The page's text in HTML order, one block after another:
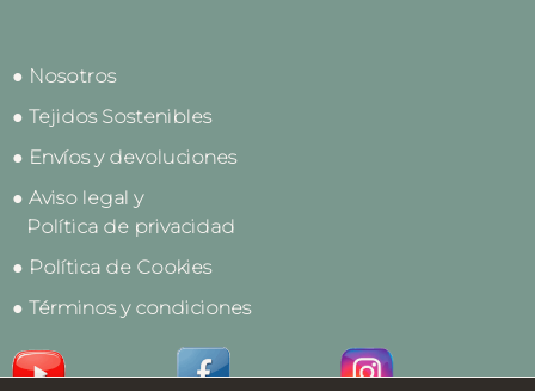
● Nosotros
● Tejidos Sostenibles
● Envíos y devoluciones
● Aviso legal y
Política de privacidad
● Política de Cookies
● Términos y condiciones